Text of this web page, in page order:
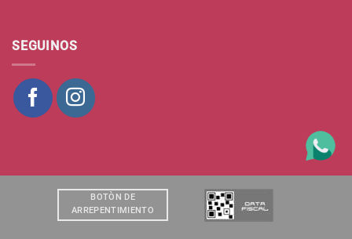
SEGUINOS
BOTÒN DE
ARREPENTIMIENTO